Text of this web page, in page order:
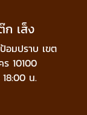
ก เส็ง
อมปราบ เขต
10100
น.